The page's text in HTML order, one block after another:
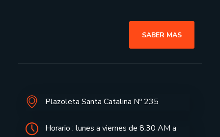
SABER MAS
Plazoleta Santa Catalina Nº 235
Horario : lunes a viernes de 8:30 AM a